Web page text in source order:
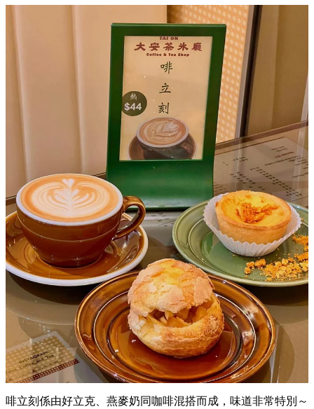
啡立刻係由好立克、燕麥奶同咖啡混搭而成，味道非常特別～